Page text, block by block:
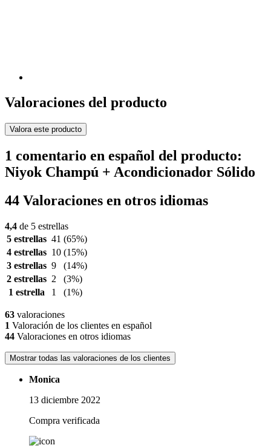
Valoraciones del producto
Valora este producto
1 comentario en español del producto:
Niyok Champú + Acondicionador Sólido
44 Valoraciones en otros idiomas
4,4 de 5 estrellas
5 estrellas 41 (65%)
4 estrellas 10 (15%)
3 estrellas 9
(14%)
2 estrellas 2
(3%)
1 estrella
1 (1%)
63 valoraciones
1 Valoración de los clientes en español
44 Valoraciones en otros idiomas
Mostrar todas las valoraciones de los clientes
Monica
13 diciembre 2022
Compra verificada